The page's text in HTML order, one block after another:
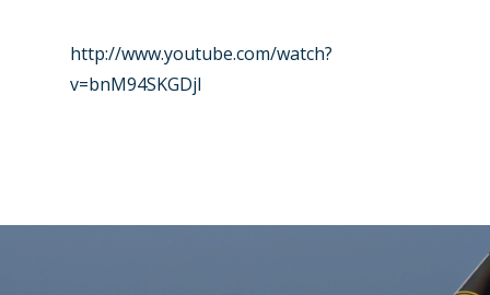
http://www.youtube.com/watch?
v=bnM94SKGDjI